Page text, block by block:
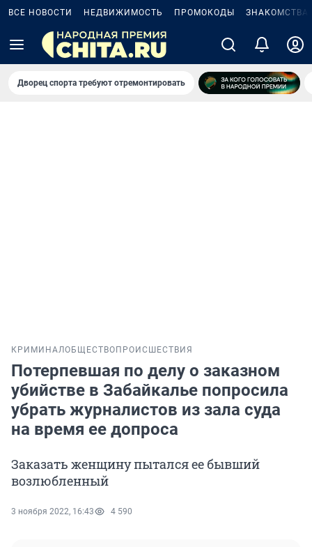
ВСЕ НОВОСТИ НЕДВИЖИМОСТЬ ПРОМОКОДЫ ЗНАКОМСТВА
Дворец спорта требуют отремонтировать
КРИМИНАЛОБЩЕСТВО ПРОИСШЕСТВИЯ
Потерпевшая по делу о заказном
убийстве в Забайкалье попросила
убрать журналистов из зала суда
на время ее допроса
Заказать женщину пытался ее бывший
возлюбленный
3 ноября 2022, 16:43 4 590